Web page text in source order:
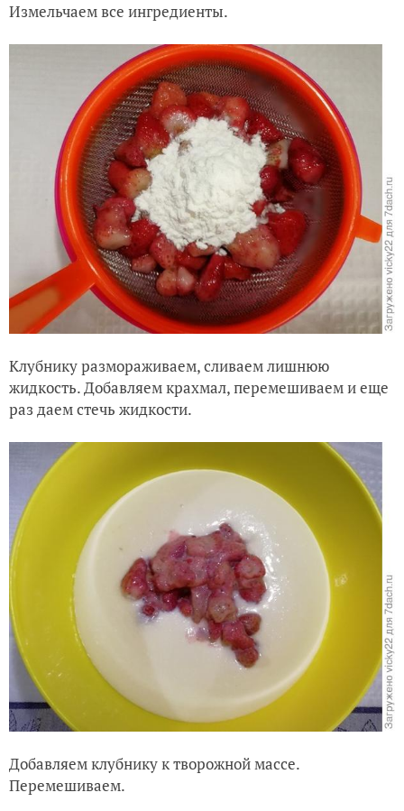
Измельчаем все ингредиенты.
Клубнику размораживаем, сливаем лишнюю
жидкость. Добавляем крахмал, перемешиваем и еще
раз даем стечь жидкости.
Добавляем клубнику к творожной массе.
Перемешиваем.